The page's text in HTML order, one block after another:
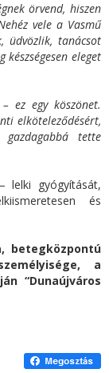
örvend, hiszen
vele a Vasmű
üdvözlik, tanácsot
eleget
ez egy köszönet.
elköteleződésért,
tette
lelki gyógyítását,
és
betegközpontú
a
“Dunaújváros